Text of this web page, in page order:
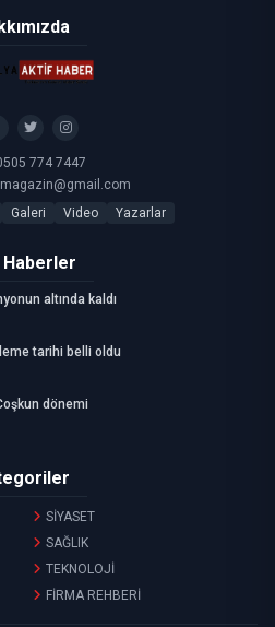
774 7447
Galeri Video Yazarlar
Haberler
altında kaldı
tarihi belli oldu
dönemi
SİYASET
SAĞLIK
TEKNOLOJİ
FİRMA REHBERİ